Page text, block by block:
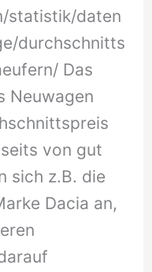
statistik/daten
durchschnitts
Das
Neuwagen
von gut
sich z.B. die
Dacia an,